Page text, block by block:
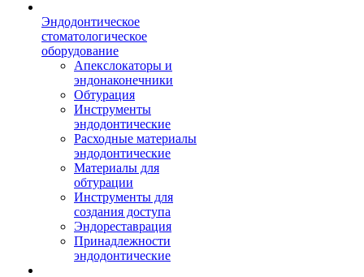
Эндодонтическое
стоматологическое
оборудование
Апекслокаторы и
эндонаконечники
Обтурация
Инструменты
эндодонтические
Расходные материалы
эндодонтические
Материалы для
обтурации
Инструменты для
создания доступа
Эндореставрация
Принадлежности
эндодонтические